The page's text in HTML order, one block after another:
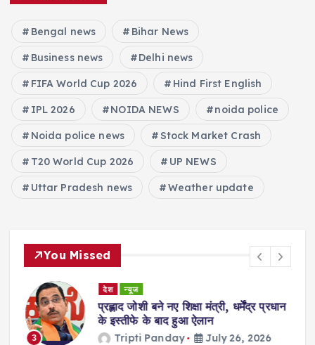
Bengal news Bihar News
Business news Delhi news
FIFA World Cup 2026 Hind First English
IPL 2026 NOIDA NEWS noida police
Noida police news Stock Market Crash
T20 World Cup 2026 UP NEWS
Uttar Pradesh news Weather update
You Missed
3
देश न्यूज
प्रह्लाद जोशी बने नए शिक्षा मंत्री, धर्मेंद्र प्रधान
के इस्तीफे के बाद हुआ ऐलान
Tripti Panday July 26, 2026